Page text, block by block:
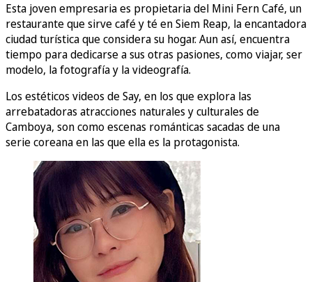
Esta joven empresaria es propietaria del Mini Fern Café, un
restaurante que sirve café y té en Siem Reap, la encantadora
ciudad turística que considera su hogar. Aun así, encuentra
tiempo para dedicarse a sus otras pasiones, como viajar, ser
modelo, la fotografía y la videografía.
Los estéticos videos de Say, en los que explora las
arrebatadoras atracciones naturales y culturales de
Camboya, son como escenas románticas sacadas de una
serie coreana en las que ella es la protagonista.